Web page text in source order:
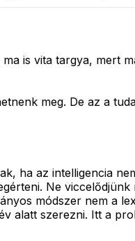
is vita targya, mert
meg. De az a
ha az intelligencia
Ne viccelődjünk
módszer nem a
alatt szerezni. Itt a